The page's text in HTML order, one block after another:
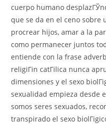
cuerpo humano
que se da en el ceno sobre
procrear hijos, amar a la
como permanecer juntos
entiende con la frase
religiГіn catГіlica nunca
dimensiones y el sexo
sexualidad empieza desde
somos seres sexuados,
transpirado el sexo